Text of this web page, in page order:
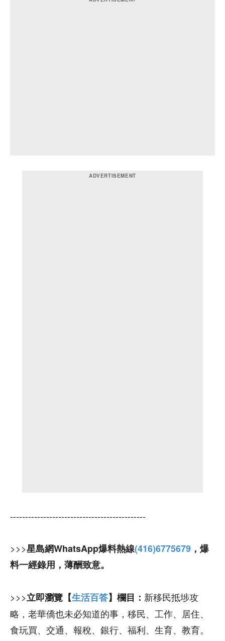
---------------------------------------------
>>>星島網WhatsApp爆料熱線(416)6775679 ，爆
料一經錄用，薄酬致意。
>>>立即瀏覽【生活百答】欄目： 新移民抵埗攻
略，老華僑也未必知道的事，移民、工作、居住、
食玩買、交通、報稅、銀行、福利、生育、教育。